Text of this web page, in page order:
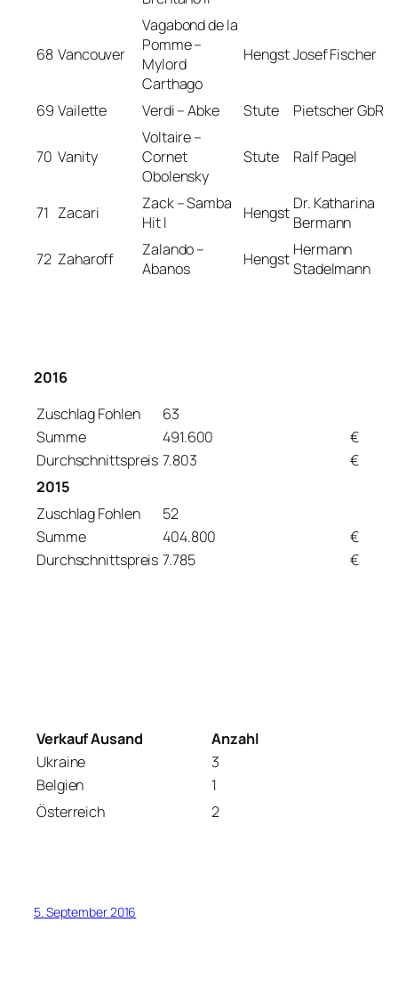
68 Vancouver
Vagabond de la
Pomme –
Mylord
Carthago
Hengst Josef Fischer
69 Vailette Verdi – Abke Stute Pietscher GbR
70 Vanity
Voltaire –
Cornet
Obolensky
Stute Ralf Pagel
71 Zacari
Zack – Samba
Hit I
Hengst Dr. Katharina
Bermann
72 Zaharoff
Zalando –
Abanos
Hengst Hermann
Stadelmann
2016
Zuschlag Fohlen
63
Summe
491.600
€
Durchschnittspreis 7.803
€
2015
Zuschlag Fohlen
52
Summe
404.800
€
Durchschnittspreis 7.785 €
Verkauf Ausand
Anzahl
Ukraine
3
Belgien
1
Österreich
2
5. September 2016